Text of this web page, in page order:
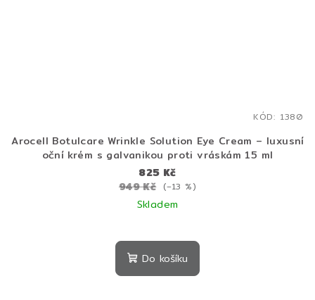
Arocell Botulcare Wrinkle Solution Eye Cream – luxusní
oční krém s galvanikou proti vráskám 15 ml
825 Kč
949 Kč (–13 %)
Skladem
Do košíku
KÓD: 1380